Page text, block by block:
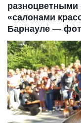
разноцветными
«салонами
Барнауле —